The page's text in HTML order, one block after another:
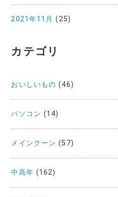
2021年11月 (25)
カテゴリ
おいしいもの (46)
パソコン (14)
メインクーン (57)
中高年 (162)